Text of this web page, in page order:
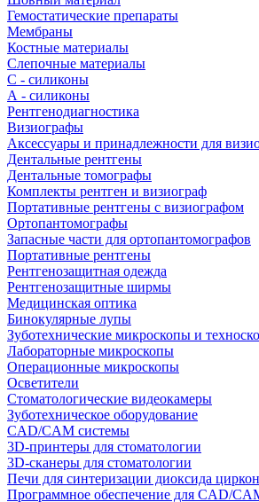
Гемостатические препараты
Мембраны
Костные материалы
Слепочные материалы
C - силиконы
А - силиконы
Рентгенодиагностика
Визиографы
Аксессуары и принадлежности для
Дентальные рентгены
Дентальные томографы
Комплекты рентген и визиограф
Портативные рентгены с визиографом
Ортопантомографы
Запасные части для ортопантомографов
Портативные рентгены
Рентгенозащитная одежда
Рентгенозащитные ширмы
Медицинская оптика
Бинокулярные лупы
Зуботехнические микроскопы и
Лабораторные микроскопы
Операционные микроскопы
Осветители
Стоматологические видеокамеры
Зуботехническое оборудование
CAD/CAM системы
3D-принтеры для стоматологии
3D-сканеры для стоматологии
Печи для синтеризации диоксида
Программное обеспечение для CAD/